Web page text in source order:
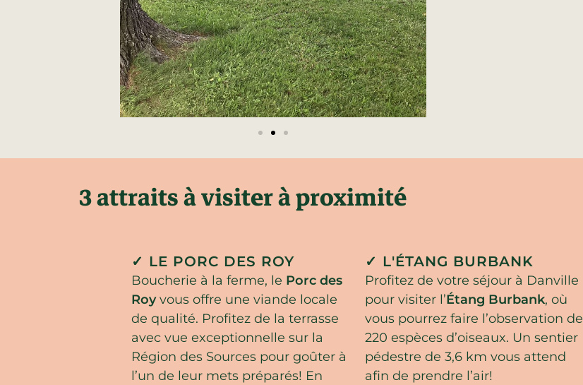
3 attraits à visiter à proximité
✓ LE PORC DES ROY
Boucherie à la ferme, le Porc des
Royvous offre une viande locale
de qualité. Profitez de la terrasse
avec vue exceptionnelle sur la
Région des Sources pour goûter à
l’un de leur mets préparés! En
✓ L'ÉTANG BURBANK
Profitez de votre séjour à Danville
pour visiter l’Étang Burbank, où
vous pourrez faire l’observation de
220 espèces d’oiseaux. Un sentier
pédestre de 3,6 km vous attend
afin de prendre l’air!